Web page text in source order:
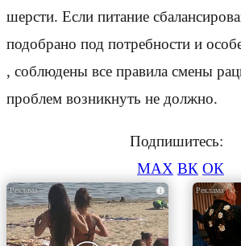
шерсти. Если питание
подобрано под потребности и
, соблюдены все правила смены
проблем возникнуть не должно.
Подпишитесь:
MAX ВК ОК
i